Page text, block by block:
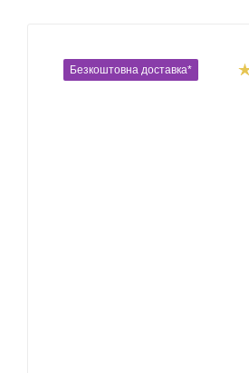
Безкоштовна доставка*